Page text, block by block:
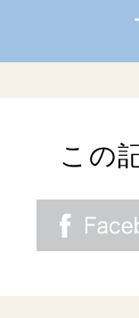
この